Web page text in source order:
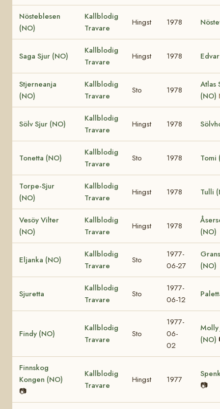
Nösteblesen
(NO)
Kallblodig
Travare
Hingst 1978
Saga Sjur (NO)
Kallblodig
Travare
Hingst 1978
Stjerneanja
(NO)
Kallblodig
Travare
Sto 1978
Atlas
(NO)
Sölv Sjur (NO)
Kallblodig
Travare
Hingst 1978
Tonetta (NO)
Kallblodig
Travare
Sto 1978 Tomi
Torpe-Sjur
(NO)
Kallblodig
Travare
Hingst 1978 Tulli
Vesöy Vilter
(NO)
Kallblodig
Travare
Hingst 1978
(NO)
Eljanka (NO)
Kallblodig
Travare
Sto
1977-
06-27
(NO)
Sjuretta
Kallblodig
Travare
Sto
1977-
06-12
Findy (NO)
Kallblodig
Travare
Sto
1977-
06-
02
Molly
(NO)
Finnskog
Kongen (NO)
📷
Kallblodig
Travare
Hingst 1977
📷